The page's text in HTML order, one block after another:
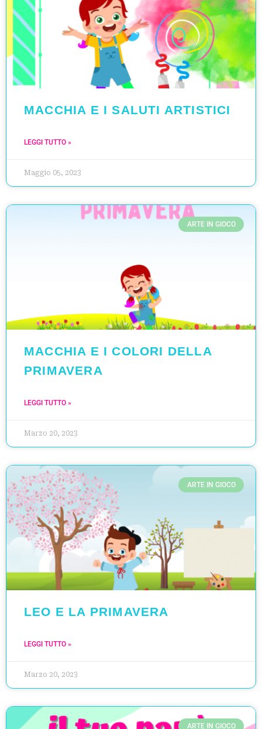
MACCHIA E I SALUTI ARTISTICI
LEGGI TUTTO »
Maggio 05, 2023
ARTE IN GIOCO
MACCHIA E I COLORI DELLA
PRIMAVERA
LEGGI TUTTO »
Marzo 20, 2023
ARTE IN GIOCO
LEO E LA PRIMAVERA
LEGGI TUTTO »
Marzo 20, 2023
ARTE IN GIOCO